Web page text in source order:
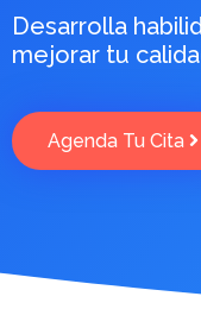
Desarrolla
mejorar tu
Agenda Tu Cita